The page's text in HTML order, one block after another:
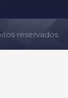
reservados.